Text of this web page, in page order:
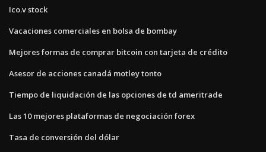
Ico.v stock
Vacaciones comerciales en bolsa de bombay
Mejores formas de comprar bitcoin con tarjeta de crédito
Asesor de acciones canadá motley tonto
Tiempo de liquidación de las opciones de td ameritrade
Las 10 mejores plataformas de negociación forex
Tasa de conversión del dólar